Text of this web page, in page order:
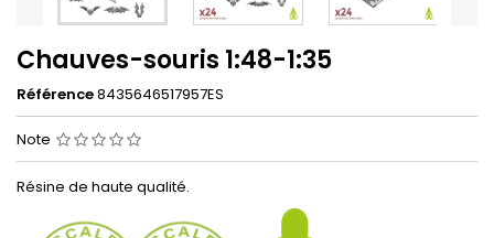
Chauves-souris 1:48-1:35
Référence8435646517957ES
Note
Résine de haute qualité.